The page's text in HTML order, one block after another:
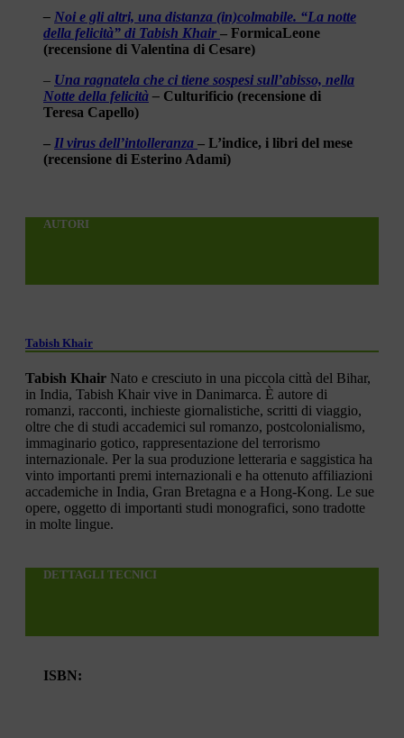
– Noi e gli altri, una distanza (in)colmabile. “La notte
della felicità” di Tabish Khair – FormicaLeone
(recensione di Valentina di Cesare)
– Una ragnatela che ci tiene sospesi sull’abisso, nella
Notte della felicità – Culturificio (recensione di
Teresa Capello)
– Il virus dell’intolleranza – L’indice, i libri del mese
(recensione di Esterino Adami)
AUTORI
Tabish Khair
Tabish Khair Nato e cresciuto in una piccola città del Bihar,
in India, Tabish Khair vive in Danimarca. È autore di
romanzi, racconti, inchieste giornalistiche, scritti di viaggio,
oltre che di studi accademici sul romanzo, postcolonialismo,
immaginario gotico, rappresentazione del terrorismo
internazionale. Per la sua produzione letteraria e saggistica ha
vinto importanti premi internazionali e ha ottenuto affiliazioni
accademiche in India, Gran Bretagna e a Hong-Kong. Le sue
opere, oggetto di importanti studi monografici, sono tradotte
in molte lingue.
DETTAGLI TECNICI
ISBN: